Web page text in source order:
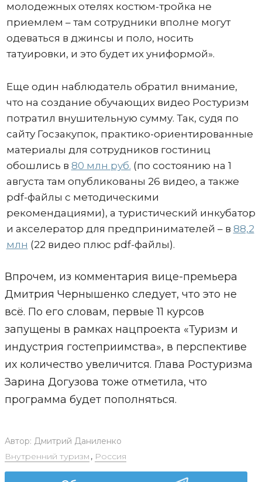
молодежных отелях костюм-тройка не
приемлем – там сотрудники вполне могут
одеваться в джинсы и поло, носить
татуировки, и это будет их униформой».
Еще один наблюдатель обратил внимание,
что на создание обучающих видео Ростуризм
потратил внушительную сумму. Так, судя по
сайту Госзакупок, практико-ориентированные
материалы для сотрудников гостиниц
обошлись в 80 млн руб. (по состоянию на 1
августа там опубликованы 26 видео, а также
pdf-файлы с методическими
рекомендациями), а туристический инкубатор
и акселератор для предпринимателей – в 88,2
млн (22 видео плюс pdf-файлы).
Впрочем, из комментария вице-премьера
Дмитрия Чернышенко следует, что это не
всё. По его словам, первые 11 курсов
запущены в рамках нацпроекта «Туризм и
индустрия гостеприимства», в перспективе
их количество увеличится. Глава Ростуризма
Зарина Догузова тоже отметила, что
программа будет пополняться.
Автор: Дмитрий Даниленко
Внутренний туризм , Россия